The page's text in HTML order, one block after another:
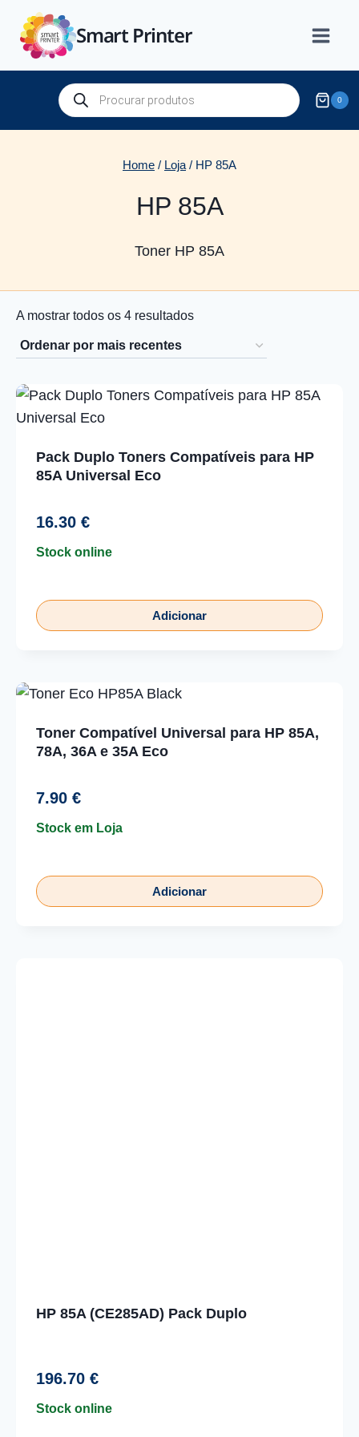
content
Smart Printer
Products
search
0
Home / Loja / HP 85A
HP 85A
Toner HP 85A
A mostrar todos os 4 resultadosOrdenado
mais
recentes
Pack Duplo Toners Compatíveis para HP
85A Universal Eco
16.30 €
Stock online
Adicionar
Toner Compatível Universal para HP 85A,
78A, 36A e 35A Eco
7.90 €
Stock em Loja
Adicionar
HP 85A (CE285AD) Pack Duplo
196.70 €
Stock online